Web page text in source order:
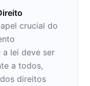
crucial do
a lei deve ser
a todos,
direitos